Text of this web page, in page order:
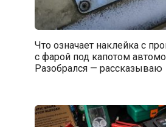
Что означает наклейка с
с фарой под капотом
Разобрался — рассказываю